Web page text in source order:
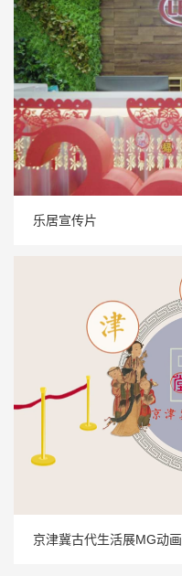
乐居宣传片
乐居宣传片
京津冀古代生活展MG动画
京津冀古代生活展MG动画